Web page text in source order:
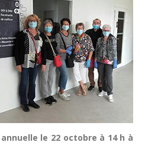
le 22 octobre à 14 h à